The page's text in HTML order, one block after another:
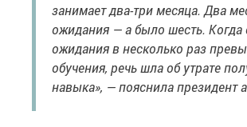
занимает два-три месяца. Два
ожидания — а было шесть. Когда
ожидания в несколько раз
обучения, речь шла об утрате
навыка», — пояснила президент